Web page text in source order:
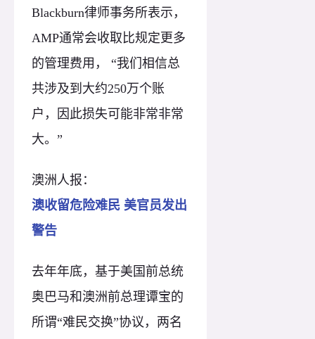
Blackburn律师事务所表示，
AMP通常会收取比规定更多
的管理费用， “我们相信总
共涉及到大约250万个账
户，因此损失可能非常非常
大。”
澳洲人报：
澳收留危险难民 美官员发出
警告
去年年底，基于美国前总统
奥巴马和澳洲前总理谭宝的
所谓“难民交换”协议，两名